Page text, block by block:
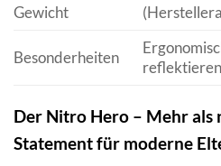
Gewicht
Besonderheiten
Der Nitro Hero – Mehr als
Statement für moderne